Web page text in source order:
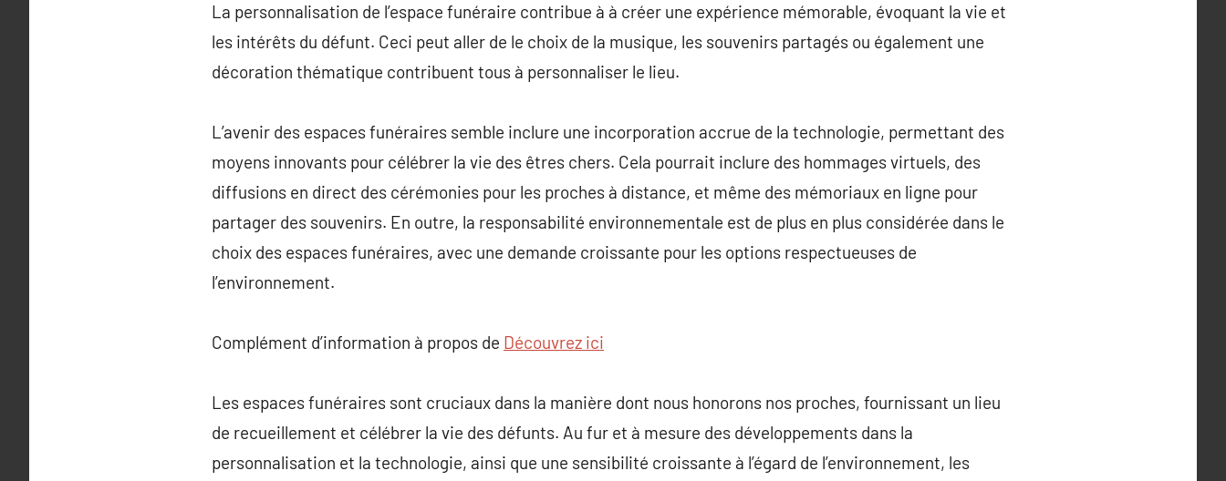
La personnalisation de l’espace funéraire contribue à à créer une expérience mémorable, évoquant la vie et
les intérêts du défunt. Ceci peut aller de le choix de la musique, les souvenirs partagés ou également une
décoration thématique contribuent tous à personnaliser le lieu.
L’avenir des espaces funéraires semble inclure une incorporation accrue de la technologie, permettant des
moyens innovants pour célébrer la vie des êtres chers. Cela pourrait inclure des hommages virtuels, des
diffusions en direct des cérémonies pour les proches à distance, et même des mémoriaux en ligne pour
partager des souvenirs. En outre, la responsabilité environnementale est de plus en plus considérée dans le
choix des espaces funéraires, avec une demande croissante pour les options respectueuses de
l’environnement.
Complément d’information à propos de Découvrez ici
Les espaces funéraires sont cruciaux dans la manière dont nous honorons nos proches, fournissant un lieu
de recueillement et célébrer la vie des défunts. Au fur et à mesure des développements dans la
personnalisation et la technologie, ainsi que une sensibilité croissante à l’égard de l’environnement, les